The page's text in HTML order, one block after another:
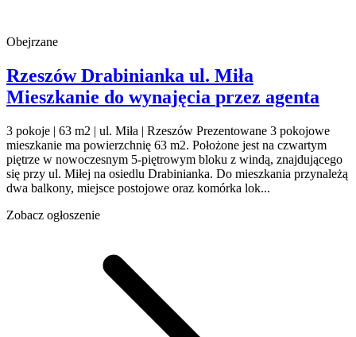
Obejrzane
Rzeszów Drabinianka ul. Miła
Mieszkanie do wynajęcia przez agenta
3 pokoje | 63 m2 | ul. Miła | Rzeszów Prezentowane 3 pokojowe
mieszkanie ma powierzchnię 63 m2. Położone jest na czwartym
piętrze w nowoczesnym 5-piętrowym bloku z windą, znajdującego
się przy ul. Miłej na osiedlu Drabinianka. Do mieszkania przynależą
dwa balkony, miejsce postojowe oraz komórka lok...
Zobacz ogłoszenie